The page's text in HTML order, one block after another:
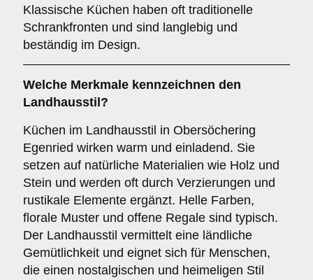
Klassische Küchen haben oft traditionelle
Schrankfronten und sind langlebig und
beständig im Design.
Welche Merkmale kennzeichnen den
Landhausstil ?
Küchen im Landhausstil in Obersöchering
Egenried wirken warm und einladend. Sie
setzen auf natürliche Materialien wie Holz und
Stein und werden oft durch Verzierungen und
rustikale Elemente ergänzt. Helle Farben,
florale Muster und offene Regale sind typisch.
Der Landhausstil vermittelt eine ländliche
Gemütlichkeit und eignet sich für Menschen,
die einen nostalgischen und heimeligen Stil